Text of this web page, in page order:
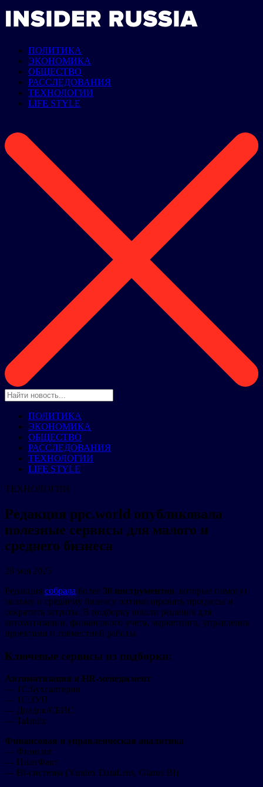
ПОЛИТИКА
ЭКОНОМИКА
ОБЩЕСТВО
РАССЛЕДОВАНИЯ
ТЕХНОЛОГИИ
LIFE STYLE
ПОЛИТИКА
ЭКОНОМИКА
ОБЩЕСТВО
РАССЛЕДОВАНИЯ
ТЕХНОЛОГИИ
LIFE STYLE
ТЕХНОЛОГИИ
Редакция ppc.world опубликовала
полезные сервисы для малого и
среднего бизнеса
28 мая 2025
Редакция собрала более 30 инструментов, которые помогут
малому и среднему бизнесу оптимизировать процессы и
сократить затраты. В подборку вошли решения для
автоматизации, финансового учета, маркетинга, управления
проектами и совместной работы.
Ключевые сервисы из подборки:
Автоматизация и HR-менеджмент
— 1С:Бухгалтерия
— 1С:ЗУП
— Диадок/СБИС
— Talanlix
Финансовая и управленческая аналитика
— Финолог
— ПланФакт
— BI-системы (Yandex DataLens, Glarus BI)